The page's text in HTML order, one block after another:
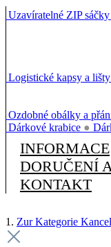
Uzavíratelné ZIP sáčky
Logistické kapsy a lišty
Ozdobné obálky a
Dárkové krabice ●
INFORMACE
DORUČENÍ
KONTAKT
1. Zur Kategorie